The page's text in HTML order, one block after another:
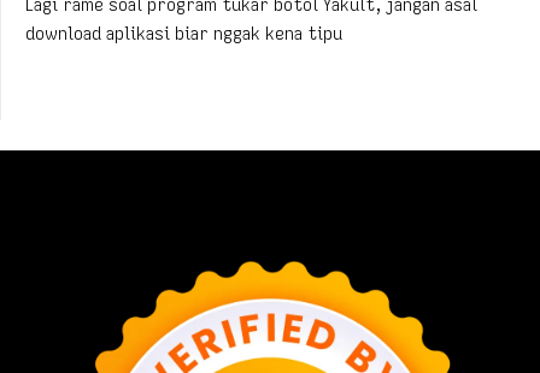
download aplikasi biar nggak kena tipu